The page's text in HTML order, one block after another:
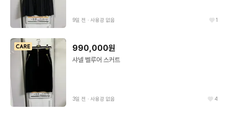
9일 전 ∙ 사용감 없음 1
990,000원
샤넬 벨루어 스커트
3일 전 ∙ 사용감 없음 4